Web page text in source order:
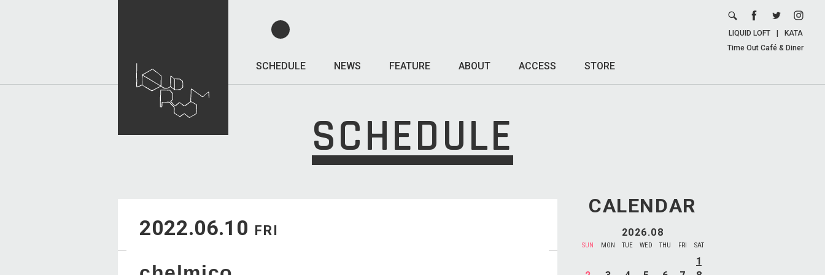
SCHEDULE NEWS FEATURE ABOUT ACCESS STORE
LIQUID LOFT
KATA
Time Out Café & Diner
SCHEDULE
CALENDAR
2026.08
SUN MON TUE WED THU FRI SAT
1
2022.06.10 FRI